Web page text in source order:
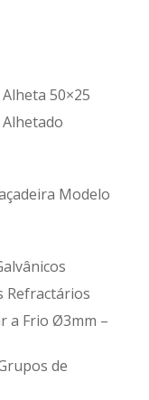
50×25
Modelo
Refractários
a Frio Ø3mm –
de